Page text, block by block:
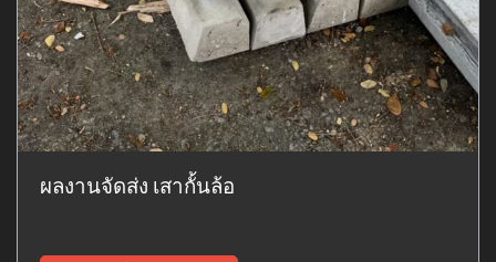
ผลงานจัดส่ง เสากั้นล้อ